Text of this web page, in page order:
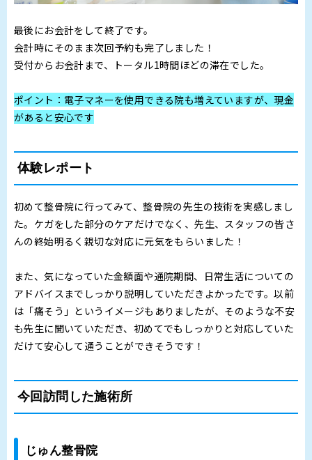
最後にお会計をして終了です。
会計時にそのまま次回予約も完了しました！
受付からお会計まで、トータル1時間ほどの滞在でした。
ポイント：電子マネーを使用できる院も増えていますが、現金
があると安心です
体験レポート
初めて整骨院に行ってみて、整骨院の先生の技術を実感しまし
た。ケガをした部分のケアだけでなく、先生、スタッフの皆さ
んの終始明るく親切な対応に元気をもらいました！
また、気になっていた金額面や通院期間、日常生活についての
アドバイスまでしっかり説明していただきよかったです。以前
は「痛そう」というイメージもありましたが、そのような不安
も先生に聞いていただき、初めてでもしっかりと対応していた
だけて安心して通うことができそうです！
今回訪問した施術所
じゅん整骨院